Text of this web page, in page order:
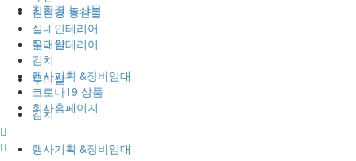
친환경 농산물
실내인테리어
우리쌀
김치
행사기획 &장비임대
친환경 농산물
실내인테리어
우리쌀
김치
행사기획 &장비임대
코로나19 상품
회사홈페이지